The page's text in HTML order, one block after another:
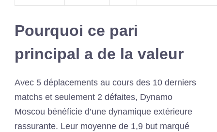
Pourquoi ce pari
principal a de la valeur
Avec 5 déplacements au cours des 10 derniers
matchs et seulement 2 défaites, Dynamo
Moscou bénéficie d’une dynamique extérieure
rassurante. Leur moyenne de 1,9 but marqué